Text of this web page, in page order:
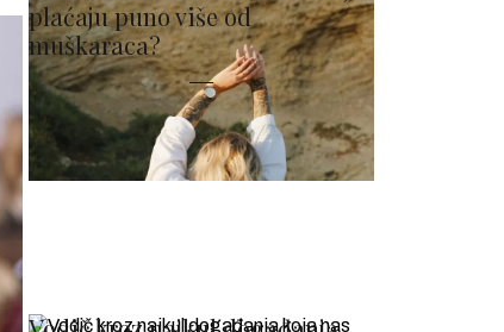
plaćaju puno više od
muškaraca?